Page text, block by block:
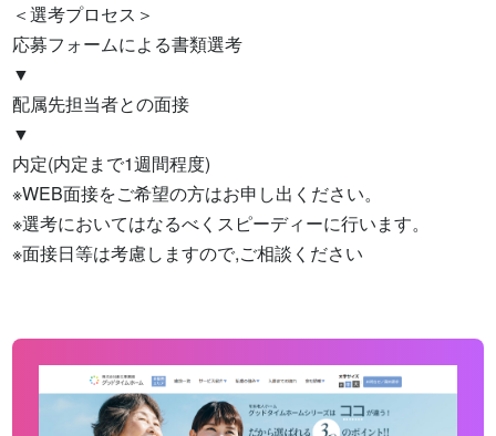
＜選考プロセス＞
応募フォームによる書類選考
▼
配属先担当者との面接
▼
内定(内定まで1週間程度)
※WEB面接をご希望の方はお申し出ください。
※選考においてはなるべくスピーディーに行います。
※面接日等は考慮しますので,ご相談ください